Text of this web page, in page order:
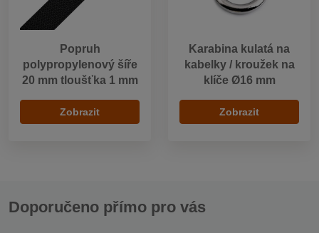
Popruh
polypropylenový šíře
20 mm tloušťka 1 mm
Zobrazit
Karabina kulatá na
kabelky / kroužek na
klíče Ø16 mm
Zobrazit
Doporučeno přímo pro vás